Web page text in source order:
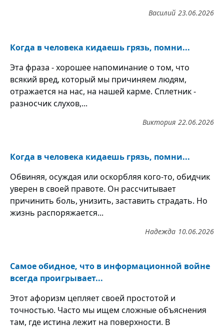
23.06.2026
Василий
Когда в человека кидаешь грязь, помни...
Эта фраза - хорошее напоминание о том, что
всякий вред, который мы причиняем людям,
отражается на нас, на нашей карме. Сплетник -
разносчик слухов,...
22.06.2026
Виктория
Когда в человека кидаешь грязь, помни...
Обвиняя, осуждая или оскорбляя кого-то, обидчик
уверен в своей правоте. Он рассчитывает
причинить боль, унизить, заставить страдать. Но
жизнь распоряжается...
10.06.2026
Надежда
Самое обидное, что в информационной войне
всегда проигрывает...
Этот афоризм цепляет своей простотой и
точностью. Часто мы ищем сложные объяснения
там, где истина лежит на поверхности. В